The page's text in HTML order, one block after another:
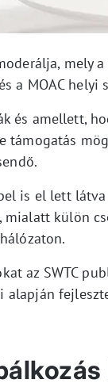
mely
a MOAC helyi
és amellett,
támogatás
is el lett
mialatt külön
az SWTC
alapján